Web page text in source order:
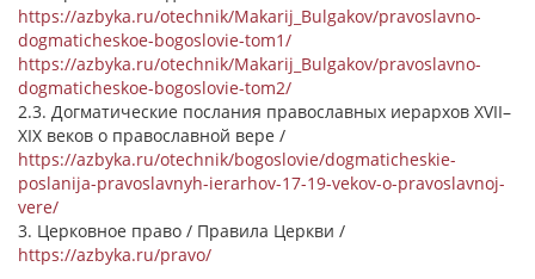
https://azbyka.ru/otechnik/Makarij_Bulgakov/pravoslavno-
dogmaticheskoe-bogoslovie-tom1/
https://azbyka.ru/otechnik/Makarij_Bulgakov/pravoslavno-
dogmaticheskoe-bogoslovie-tom2/
2.3. Догматические послания православных иерархов XVII–
XIX веков о православной вере /
https://azbyka.ru/otechnik/bogoslovie/dogmaticheskie-
poslanija-pravoslavnyh-ierarhov-17-19-vekov-o-pravoslavnoj-
vere/
3. Церковное право / Правила Церкви /
https://azbyka.ru/pravo/